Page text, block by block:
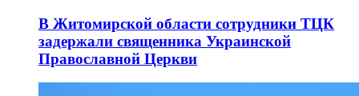
В Житомирской области сотрудники ТЦК
задержали священника Украинской
Православной Церкви